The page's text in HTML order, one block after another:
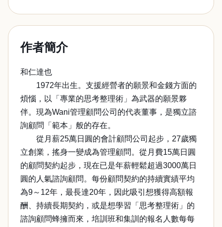
作者簡介
和仁達也
1972年出生。支援經營者的願景和金錢方面的
煩惱，以「專業的思考整理術」為武器的願景夥
伴。現為Wani管理顧問公司的代表董事，是獨立諮
詢顧問「範本」般的存在。
從月薪25萬日圓的會計顧問公司起步，27歲獨
立創業，搖身一變成為管理顧問。從月費15萬日圓
的顧問契約起步，現在已是年薪輕鬆超過3000萬日
圓的人氣諮詢顧問。每份顧問契約的持續實績平均
為9～12年，最長達20年，因此吸引想獲得高額報
酬、持續長期契約，或是想學習「思考整理術」的
諮詢顧問蜂擁而來，培訓班和集訓的報名人數每每